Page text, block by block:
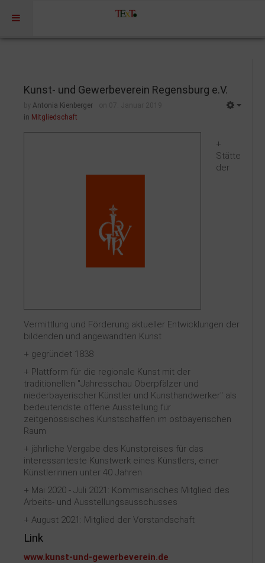
Portfolio
Projekte
Kunst- und Gewerbeverein Regensburg e.V.
Antonia Kienberger
in Mitgliedschaft
+
Stätte
der
Vermittlung und Förderung aktueller Entwicklungen der
bildenden und angewandten Kunst
+ gegründet 1838
+ Plattform für die regionale Kunst mit der
traditionellen "Jahresschau Oberpfälzer und
niederbayerischer Künstler und Kunsthandwerker" als
bedeutendste offene Ausstellung für
zeitgenössisches Kunstschaffen im ostbayerischen
Raum
+ jährliche Vergabe des Kunstpreises für das
interessanteste Kunstwerk eines Künstlers, einer
Künstlerinnen unter 40 Jahren
+ Mai 2020 - Juli 2021: Kommisarisches Mitglied des
Arbeits- und Ausstellungsausschusses
+ August 2021: Mitglied der Vorstandschaft
Link
www.kunst-und-gewerbeverein.de